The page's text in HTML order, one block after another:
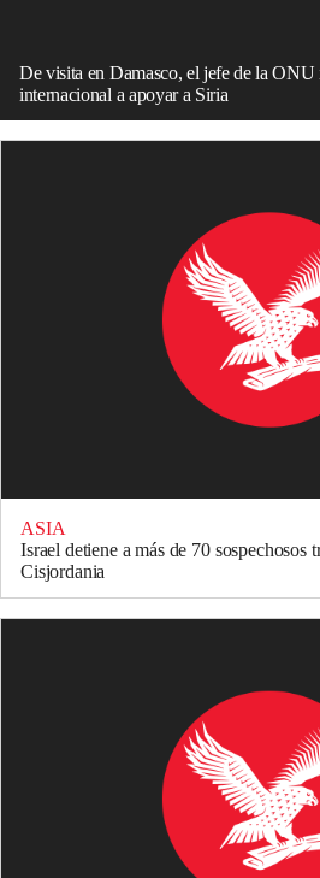
De visita en Damasco, el jefe de la ONU
internacional a apoyar a Siria
ASIA
Israel detiene a más de 70 sospechosos
Cisjordania